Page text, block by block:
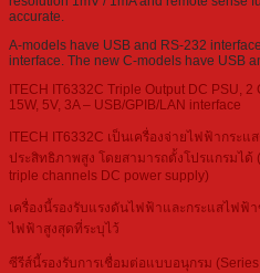
accurate.
A-models have USB and RS-232
interface. The new C-models have USB
ITECH IT6332C Triple Output DC PSU,
15W, 5V, 3A – USB/GPIB/LAN interface
ITECH IT6332C เป็นเครื่องจ่ายไฟฟ้ากร
ประสิทธิภาพสูง โดยสามารถตั้งโปรแกรมได้
triple channels DC power supply)
เครื่องนี้รองรับแรงดันไฟฟ้าและกระแสไฟฟ้
ไฟฟ้าสูงสุดที่ระบุไว้
ซีรีส์นี้รองรับการเชื่อมต่อแบบอนุกรม